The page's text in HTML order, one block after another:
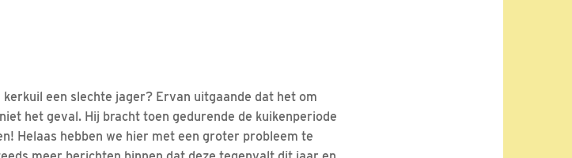
een slechte jager? Ervan uitgaande dat het om
het geval. Hij bracht toen gedurende de kuikenperiode
Helaas hebben we hier met een groter probleem te